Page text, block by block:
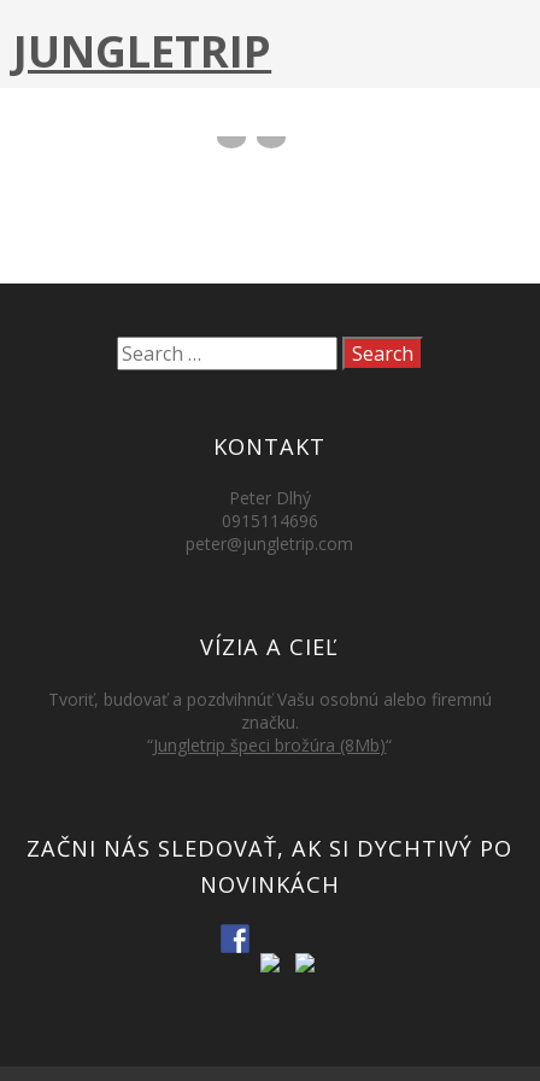
JUNGLETRIP
KONTAKT
Peter Dlhý
0915114696
peter@jungletrip.com
VÍZIA A CIEĽ
Tvoriť, budovať a pozdvihnúť Vašu osobnú alebo firemnú
značku.
“Jungletrip špeci brožúra (8Mb)“
ZAČNI NÁS SLEDOVAŤ, AK SI DYCHTIVÝ PO
NOVINKÁCH